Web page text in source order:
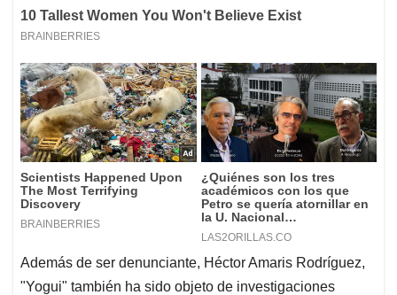
Además de ser denunciante, Héctor Amaris Rodríguez,
"Yogui" también ha sido objeto de investigaciones